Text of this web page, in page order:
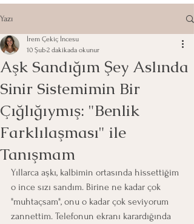
Yazı
Aşk Sandığım Şey Aslında
Sinir Sistemimin Bir
Çığlığıymış: "Benlik
Farklılaşması" ile
Tanışmam
İrem Çekiç İncesu
10 Şub2 dakikada okunur
Yıllarca aşkı, kalbimin ortasında hissettiğim
o ince sızı sandım. Birine ne kadar çok
"muhtaçsam", onu o kadar çok seviyorum
zannettim. Telefonun ekranı karardığında